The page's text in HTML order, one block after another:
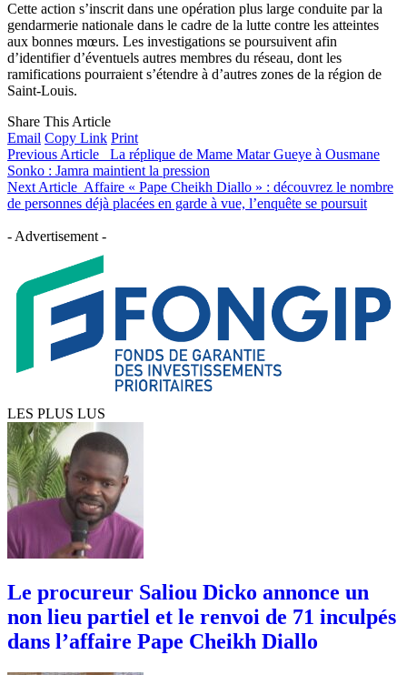
Cette action s’inscrit dans une opération plus large conduite par la
gendarmerie nationale dans le cadre de la lutte contre les atteintes
aux bonnes mœurs. Les investigations se poursuivent afin
d’identifier d’éventuels autres membres du réseau, dont les
ramifications pourraient s’étendre à d’autres zones de la région de
Saint-Louis.
Share This Article
Email Copy Link Print
Previous Article
La réplique de Mame Matar Gueye à Ousmane
Sonko : Jamra maintient la pression
Next Article Affaire « Pape Cheikh Diallo » : découvrez le nombre
de personnes déjà placées en garde à vue, l’enquête se poursuit
- Advertisement -
LES PLUS LUS
Le procureur Saliou Dicko annonce un
non lieu partiel et le renvoi de 71 inculpés
dans l’affaire Pape Cheikh Diallo